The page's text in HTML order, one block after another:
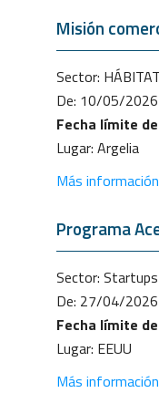
Misión
Sector:
De: 10/05/
Fecha límite
Lugar: Argelia
Más información
Programa
Sector: Startups
De: 27/04/
Fecha límite
Lugar: EEUU
Más información